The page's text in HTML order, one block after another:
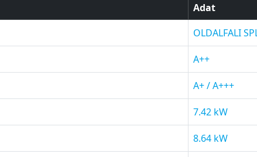
Adat
OLDALFALI
A++
A+ / A+++
7.42 kW
8.64 kW